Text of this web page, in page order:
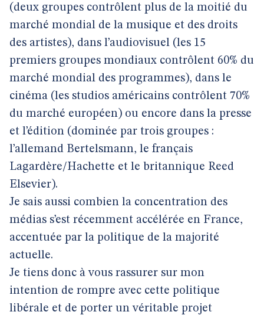
(deux groupes contrôlent plus de la moitié du
marché mondial de la musique et des droits
des artistes), dans l’audiovisuel (les 15
premiers groupes mondiaux contrôlent 60% du
marché mondial des programmes), dans le
cinéma (les studios américains contrôlent 70%
du marché européen) ou encore dans la presse
et l’édition (dominée par trois groupes :
l’allemand Bertelsmann, le français
Lagardère/Hachette et le britannique Reed
Elsevier).
Je sais aussi combien la concentration des
médias s’est récemment accélérée en France,
accentuée par la politique de la majorité
actuelle.
Je tiens donc à vous rassurer sur mon
intention de rompre avec cette politique
libérale et de porter un véritable projet